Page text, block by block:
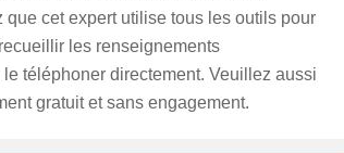
que cet expert utilise tous les outils pour
les renseignements
téléphoner directement. Veuillez aussi
gratuit et sans engagement.